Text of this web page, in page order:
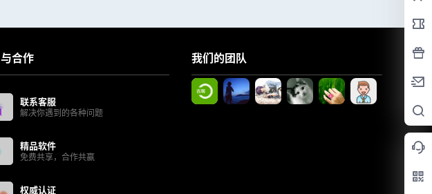
合作
联系客服
解决你遇到的各种问题
精品软件
免费共享，合作共赢
权威认证
我们的团队